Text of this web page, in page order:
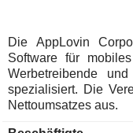
Die AppLovin
Software für
Werbetreibende
spezialisiert. Die Vereinigten Staaten machen 51,6 % des
Nettoumsatzes aus.